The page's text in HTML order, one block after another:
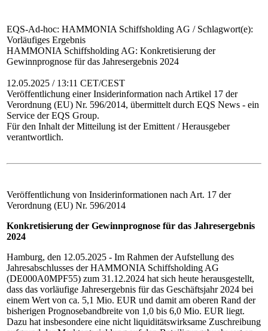
EQS-Ad-hoc: HAMMONIA Schiffsholding AG / Schlagwort(e):
Vorläufiges Ergebnis
HAMMONIA Schiffsholding AG: Konkretisierung der
Gewinnprognose für das Jahresergebnis 2024
12.05.2025 / 13:11 CET/CEST
Veröffentlichung einer Insiderinformation nach Artikel 17 der
Verordnung (EU) Nr. 596/2014, übermittelt durch EQS News - ein
Service der EQS Group.
Für den Inhalt der Mitteilung ist der Emittent / Herausgeber
verantwortlich.
Veröffentlichung von Insiderinformationen nach Art. 17 der
Verordnung (EU) Nr. 596/2014
Konkretisierung der Gewinnprognose für das Jahresergebnis
2024
Hamburg, den 12.05.2025 - Im Rahmen der Aufstellung des
Jahresabschlusses der HAMMONIA Schiffsholding AG
(DE000A0MPF55) zum 31.12.2024 hat sich heute herausgestellt,
dass das vorläufige Jahresergebnis für das Geschäftsjahr 2024 bei
einem Wert von ca. 5,1 Mio. EUR und damit am oberen Rand der
bisherigen Prognosebandbreite von 1,0 bis 6,0 Mio. EUR liegt.
Dazu hat insbesondere eine nicht liquiditätswirksame Zuschreibung